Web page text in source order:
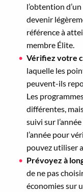
l’obtention
devenir
référence à
membre Élite.
Vérifiez votre
laquelle les
peuvent-ils
Les
différentes,
suivi sur
l’année pour
pouvez utiliser
Prévoyez à
de ne pas
économies sur